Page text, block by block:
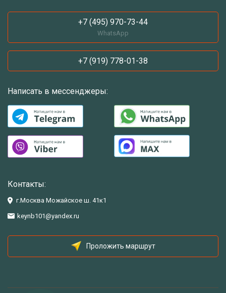
+7 (495) 970-73-44
WhatsApp
+7 (919) 778-01-38
Написать в мессенджеры:
Контакты:
г.Москва Можайское ш. 41к1
keynb101@yandex.ru
Проложить маршрут